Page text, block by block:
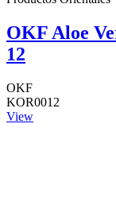
OKF Aloe
12
OKF
KOR0012
View